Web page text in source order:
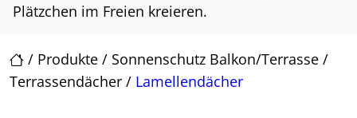
/ Produkte / Sonnenschutz Balkon/Terrasse /
Terrassendächer / Lamellendächer
Plätzchen im Freien kreieren.